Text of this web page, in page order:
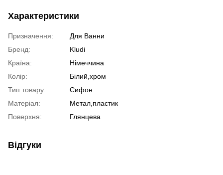
Характеристики
Призначення:
Для Ванни
Бренд:
Kludi
Країна:
Німеччина
Колір:
Білий,хром
Тип товару:
Сифон
Матеріал:
Метал,пластик
Поверхня:
Глянцева
Відгуки